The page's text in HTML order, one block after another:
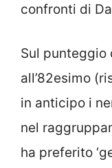
confronti di
Sul
all’82esimo
in anticipo i
nel
ha preferito